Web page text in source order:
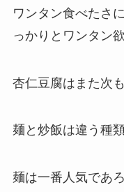
ワンタン食べたさ
っかりとワンタン
杏仁豆腐はまた次
麺と炒飯は違う種
麺は一番人気であ